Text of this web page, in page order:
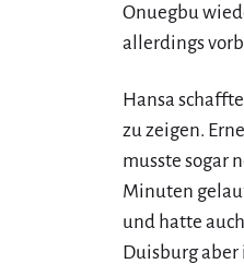
Onuegbu
allerdings
Hansa
zu zeigen.
musste sogar
Minuten
und hatte
Duisburg